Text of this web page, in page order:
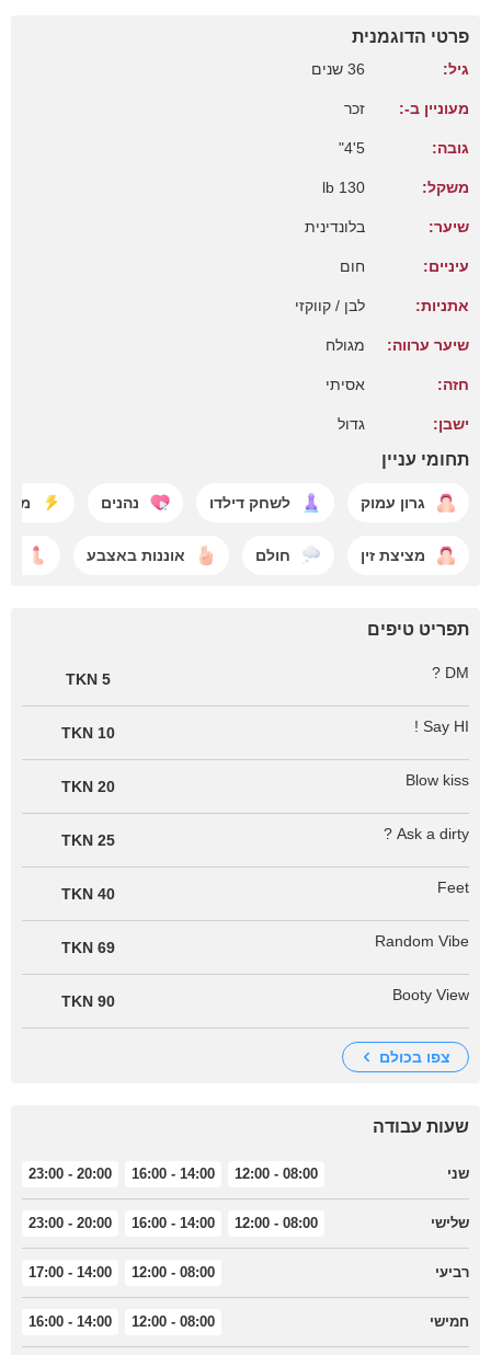
פרטי הדוגמנית
גיל: 36 שנים
מעוניין ב-: זכר
גובה: 5'4"
משקל: 130 lb
שיער: בלונדינית
עיניים: חום
אתניות: לבן / קווקזי
שיער ערווה: מגולח
חזה: אסיתי
ישבן: גדול
תחומי עניין
גרון עמוק לשחק דילדו נהנים
מציצת זין חולם אוננות באצבע
תפריט טיפים
DM ?
5 TKN
Say HI !
10 TKN
Blow kiss
20 TKN
Ask a dirty ?
25 TKN
Feet
40 TKN
Random Vibe
69 TKN
Booty View
90 TKN
צפו בכולם
שעות עבודה
שני 08:00 - 12:00
14:00 - 16:00
20:00 - 23:00
שלישי 08:00 - 12:00
14:00 - 16:00
20:00 - 23:00
רביעי 08:00 - 12:00
14:00 - 17:00
חמישי 08:00 - 12:00
14:00 - 16:00